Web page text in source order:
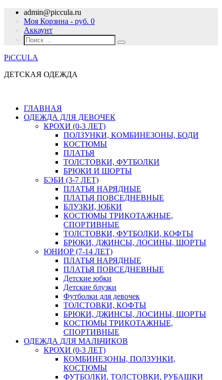
admin@piccula.ru
Моя Корзина - руб. 0
Аккаунт
PiCCULA
ДЕТСКАЯ ОДЕЖДА
ГЛАВНАЯ
ОДЕЖДА ДЛЯ ДЕВОЧЕК
КРОХИ (0-3 ЛЕТ)
ПОЛЗУНКИ, КОМБИНЕЗОНЫ, БОДИ
КОСТЮМЫ
ПЛАТЬЯ
ТОЛСТОВКИ, ФУТБОЛКИ
БРЮКИ И ШОРТЫ
БЭБИ (3-7 ЛЕТ)
ПЛАТЬЯ НАРЯДНЫЕ
ПЛАТЬЯ ПОВСЕДНЕВНЫЕ
БЛУЗКИ, ЮБКИ
КОСТЮМЫ ТРИКОТАЖНЫЕ,
СПОРТИВНЫЕ
ТОЛСТОВКИ, ФУТБОЛКИ, КОФТЫ
БРЮКИ, ДЖИНСЫ, ЛОСИНЫ, ШОРТЫ
ЮНИОР (7-14 ЛЕТ)
ПЛАТЬЯ НАРЯДНЫЕ
ПЛАТЬЯ ПОВСЕДНЕВНЫЕ
Детские юбки
Детские блузки
Футболки для девочек
ТОЛСТОВКИ, КОФТЫ
БРЮКИ, ДЖИНСЫ, ЛОСИНЫ, ШОРТЫ
КОСТЮМЫ ТРИКОТАЖНЫЕ,
СПОРТИВНЫЕ
ОДЕЖДА ДЛЯ МАЛЬЧИКОВ
КРОХИ (0-3 ЛЕТ)
КОМБИНЕЗОНЫ, ПОЛЗУНКИ,
КОСТЮМЫ
ФУТБОЛКИ, ТОЛСТОВКИ, РУБАШКИ